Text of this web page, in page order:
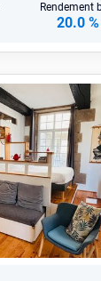
Rendement
20.0 %